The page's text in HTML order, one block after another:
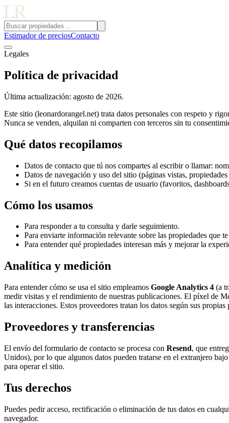
Estimador de preciosContacto
Legales
Política de privacidad
Última actualización: agosto de 2026.
Este sitio (leonardorangel.net) trata datos personales con respeto y
Nunca se venden, alquilan ni comparten con terceros sin tu
Qué datos recopilamos
Datos de contacto que tú nos compartes al escribir o llamar:
Datos de navegación y uso del sitio (páginas vistas,
Si en el futuro creamos cuentas de usuario (favoritos,
Cómo los usamos
Para responder a tu consulta y darle seguimiento.
Para enviarte información relevante sobre las propiedades que
Para entender qué propiedades interesan más y mejorar la
Analítica y medición
Para entender cómo se usa el sitio empleamos Google Analytics 4 (a
medir visitas y el rendimiento de nuestras publicaciones. El píxel de
las interacciones. Estos proveedores tratan los datos según sus propias
Proveedores y transferencias
El envío del formulario de contacto se procesa con Resend, que
Unidos), por lo que algunos datos pueden tratarse en el extranjero
para operar el sitio.
Tus derechos
Puedes pedir acceso, rectificación o eliminación de tus datos en
navegador.